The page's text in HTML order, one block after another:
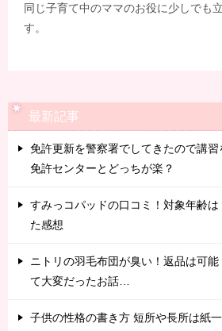
同じ子育て中のママのお役に少しでも
す。
最新記事
免許更新を警察署でしてきたので講
免許センターとどっちが楽？
すみっコパッドの口コミ！対象年齢
た感想
ニトリの羽毛布団が臭い！返品は可
て大変だったお話…
子供の性格の書き方 短所や長所は紙